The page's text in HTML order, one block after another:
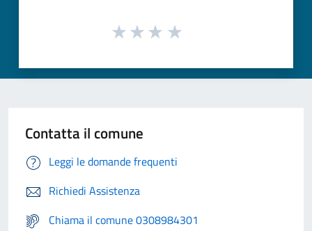
Contatta il comune
Leggi le domande frequenti
Richiedi Assistenza
Chiama il comune 0308984301